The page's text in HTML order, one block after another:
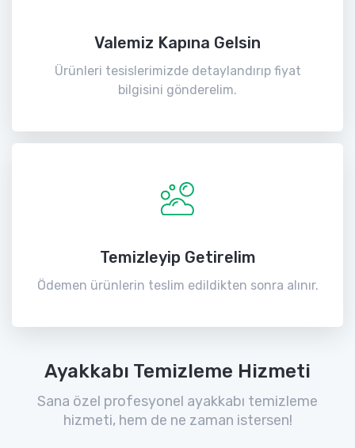
Valemiz Kapına Gelsin
Ürünleri tesislerimizde detaylandırıp fiyat
bilgisini gönderelim.
Temizleyip Getirelim
Ödemen ürünlerin teslim edildikten sonra alınır.
Ayakkabı Temizleme Hizmeti
Sana özel profesyonel ayakkabı temizleme
hizmeti, hem de ne zaman istersen!